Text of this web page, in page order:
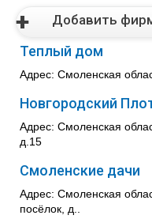
Добавить
Теплый дом
Адрес: Смоленская
Новгородский
Адрес: Смоленская
д.15
Смоленские дачи
Адрес: Смоленская
посёлок, д..